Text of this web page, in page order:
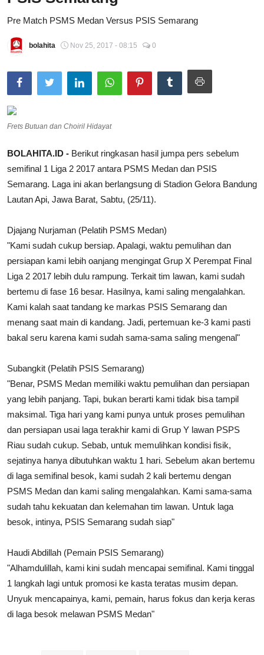
Total Sports
Contact
Pedoman Media Siber
Pre Match PSMS Medan Versus PSIS Semarang
bolahita Nov 25, 2017 - 08:15 0
Frets Butuan dan Choiril Hidayat
BOLAHITA.ID - Berikut ringkasan hasil jumpa pers sebelum
semifinal 1 Liga 2 2017 antara PSMS Medan dan PSIS
Semarang. Laga ini akan berlangsung di Stadion Gelora Bandung
Lautan Api, Jawa Barat, Sabtu, (25/11).
Djajang Nurjaman (Pelatih PSMS Medan)
"Kami sudah cukup bersiap. Apalagi, waktu pemulihan dan
persiapan kami lebih oanjang mengingat Grup X Perempat Final
Liga 2 2017 lebih dulu rampung. Terkait tim lawan, kami sudah
bertemu di fase 16 besar. Hasilnya, kami saling mengalahkan.
Kami kalah saat tandang ke markas PSIS Semarang dan
menang saat main di kandang. Jadi, pertemuan ke-3 kami pasti
bakal seru karena kami sudah sama-sama saling mengenal"
Subangkit (Pelatih PSIS Semarang)
"Benar, PSMS Medan memiliki waktu pemulihan dan persiapan
yang lebih panjang. Tapi, bukan berarti kami tidak bisa tampil
maksimal. Tiga hari yang kami punya untuk proses pemulihan
dan persiapan usai laga terakhir kami di Grup Y lawan PSPS
Riau sudah cukup. Sebab, untuk memulihkan kondisi fisik,
sejatinya hanya dibutuhkan waktu 1 hari. Sebelum akan bertemu
di laga semifinal besok, kami sudah 2 kali bertemu dengan
PSMS Medan dan kami saling mengalahkan. Kami sama-sama
sudah tahu kekuatan dan kelemahan tim lawan. Untuk laga
besok, intinya, PSIS Semarang sudah siap"
Haudi Abdillah (Pemain PSIS Semarang)
"Alhamdulillah, kami kini sudah mencapai semifinal. Kami tinggal
1 langkah lagi untuk promosi ke kasta teratas musim depan.
Unyuk mencapainya, kami, pemain, harus fokus dan kerja keras
di laga besok melawan PSMS Medan"